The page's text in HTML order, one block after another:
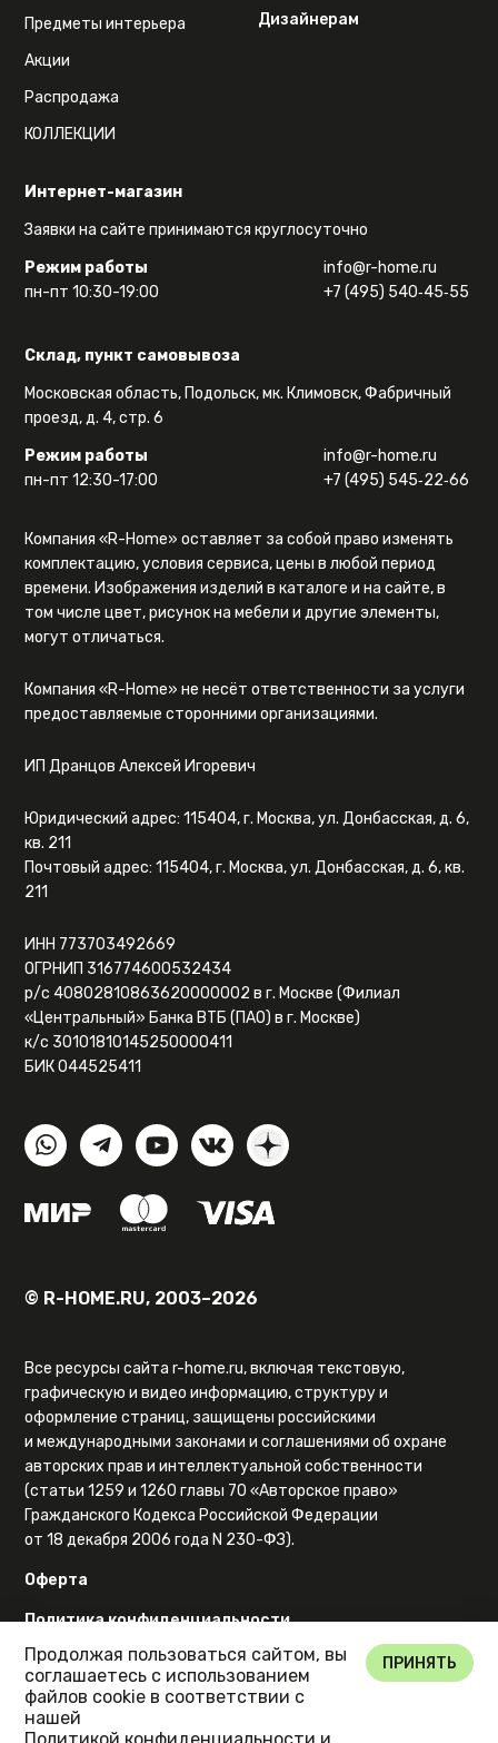
Интернет-магазин
Заявки на сайте принимаются круглосуточно
Режим работы
пн-пт 10:30-19:00
info@r-home.ru
+7 (495) 540‑45‑55
Склад, пункт самовывоза
Московская область, Подольск, мк. Климовск, Фабричный
проезд, д. 4, стр. 6
Режим работы
пн-пт 12:30-17:00
info@r-home.ru
+7 (495) 545‑22‑66
Предметы интерьера
Акции
Распродажа
КОЛЛЕКЦИИ
Дизайнерам
Компания «R-Home» оставляет за собой право изменять
комплектацию, условия сервиса, цены в любой период
времени. Изображения изделий в каталоге и на сайте, в
том числе цвет, рисунок на мебели и другие элементы,
могут отличаться.
Компания «R-Home» не несёт ответственности за услуги
предоставляемые сторонними организациями.
ИП Дранцов Алексей Игоревич
Юридический адрес: 115404, г. Москва, ул. Донбасская, д. 6,
кв. 211
Почтовый адрес: 115404, г. Москва, ул. Донбасская, д. 6, кв.
211
ИНН 773703492669
ОГРНИП 316774600532434
р/с 40802810863620000002 в г. Москве (Филиал
«Центральный» Банка ВТБ (ПАО) в г. Москве)
к/с 30101810145250000411
БИК 044525411
© R-HOME.RU, 2003–2026
Все ресурсы сайта r-home.ru, включая текстовую,
графическую и видео информацию, структуру и
оформление страниц, защищены российскими
и международными законами и соглашениями об охране
авторских прав и интеллектуальной собственности
(статьи 1259 и 1260 главы 70 «Авторское право»
Гражданского Кодекса Российской Федерации
от 18 декабря 2006 года N 230-ФЗ).
Оферта
Политика конфиденциальности
Карта сайта
Продолжая пользоваться сайтом, вы
соглашаетесь с использованием
файлов cookie в соответствии с
нашей
ПРИНЯТЬ